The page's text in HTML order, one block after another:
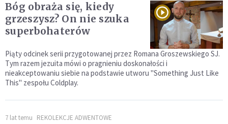
Bóg obraża się, kiedy
grzeszysz? On nie szuka
superbohaterów
Piąty odcinek serii przygotowanej przez Romana Groszewskiego SJ.
Tym razem jezuita mówi o pragnieniu doskonałości i
nieakceptowaniu siebie na podstawie utworu "Something Just Like
This" zespołu Coldplay.
7 lat temu REKOLEKCJE ADWENTOWE